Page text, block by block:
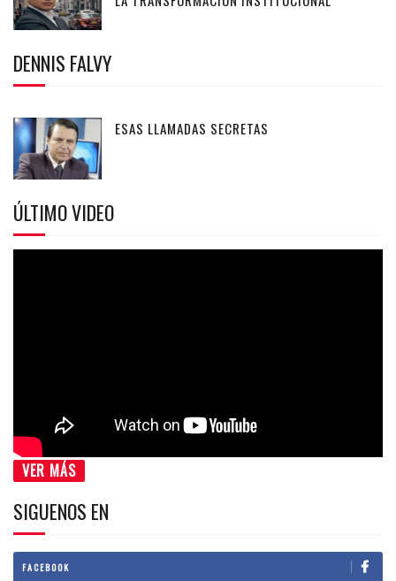
DENNIS FALVY
ESAS LLAMADAS SECRETAS
ÚLTIMO VIDEO
VER MÁS
SIGUENOS EN
FACEBOOK